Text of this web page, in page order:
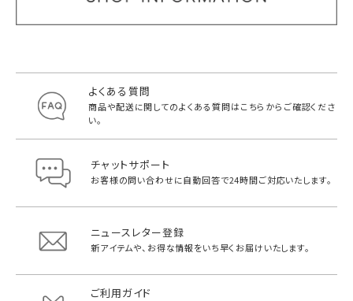
よくある質問
商品や配送に関してのよくある質問はこちらからご確認くださ
い。
チャットサポート
お客様の問い合わせに自動回答で24時間ご対応いたします。
ニュースレター登録
新アイテムや、お得な情報をいち早く お届けいたします。
ご利用ガイド